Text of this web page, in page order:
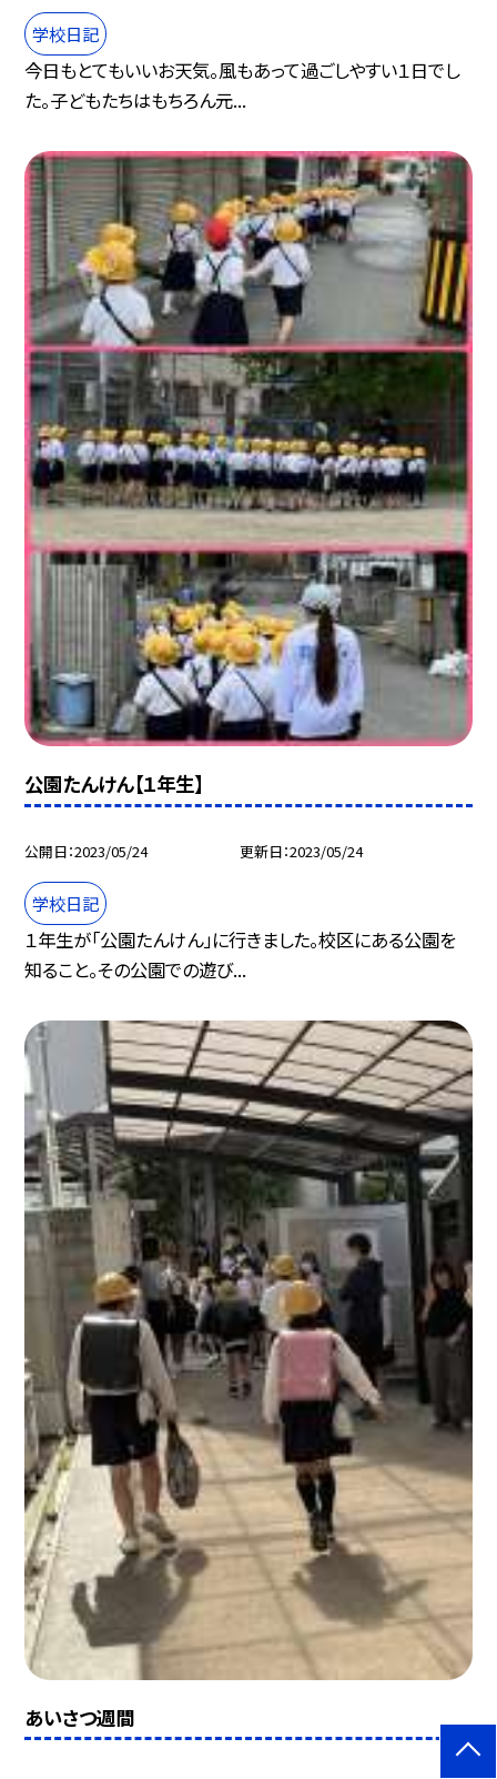
学校日記
今日もとてもいいお天気。風もあって過ごしやすい１日でし
た。子どもたちはもちろん元...
公園たんけん【１年生】
公開日 2023/05/24 更新日 2023/05/24
学校日記
１年生が「公園たんけん」に行きました。校区にある公園を
知ること。その公園での遊び...
あいさつ週間